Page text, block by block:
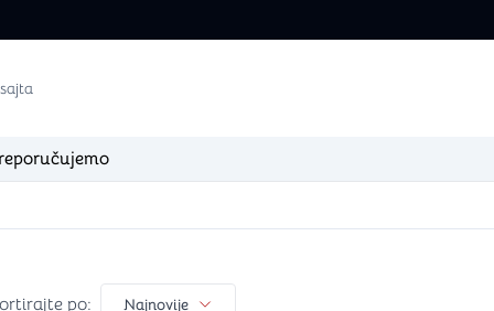
Knjige za Dungeons & Dragons
po:
Najnovije